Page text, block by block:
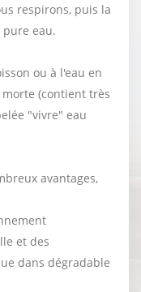
respirons, puis la
eau.
ou à l'eau en
(contient très
"vivre" eau
avantages,
et des
dans dégradable